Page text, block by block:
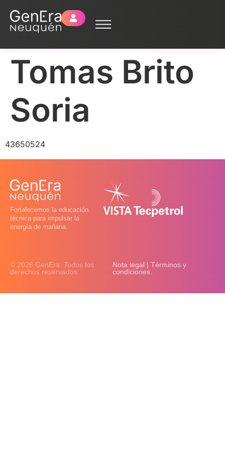
Tomas Brito
Soria
43650524
Fortalecemos la educación
técnica para impulsar la
energía de mañana.
© 2026 GenEra. Todos los
derechos reservados.
Nota legal | Términos y
condiciones.